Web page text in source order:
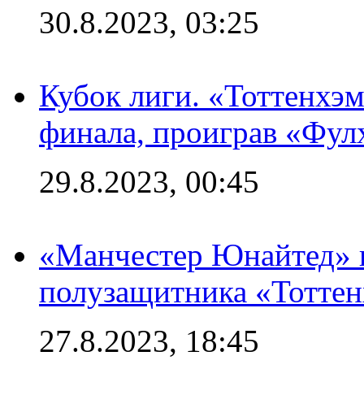
30.8.2023, 03:25
Кубок лиги.
финала, проиграв
29.8.2023, 00:45
«Манчестер Юнайтед»
полузащитника
27.8.2023, 18:45